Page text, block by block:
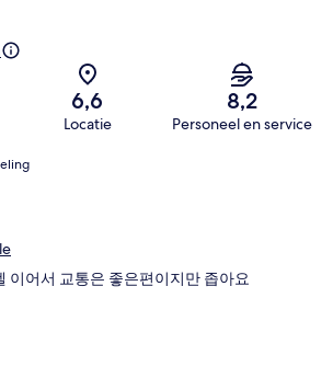
6,6
Locatie
8,2
Personeel en service
이어서 교통은 좋은편이지만 좁아요